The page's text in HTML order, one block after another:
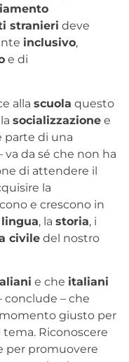
stranieri deve
inclusivo,
e di
alla scuola questo
socializzazione e
parte di una
va da sé che non ha
di attendere il
la
e crescono in
lingua, la storia, i
civile del nostro
e che italiani
conclude – che
giusto per
tema. Riconoscere
per promuovere